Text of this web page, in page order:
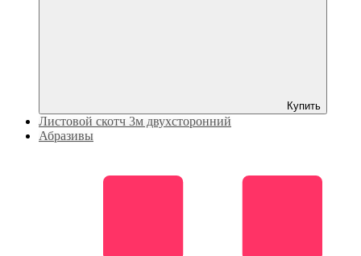
Купить
Листовой скотч 3м двухсторонний
Абразивы